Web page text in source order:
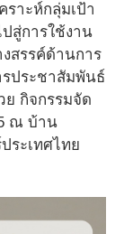
ราะห์กลุ่มเป้า
สู่การใช้งาน
สรรค์ด้านการ
ประชาสัมพันธ์
กิจกรรมจัด
ณ บ้าน
ระเทศไทย